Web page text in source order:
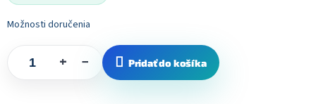
Možnosti doručenia
+ − Pridať do košíka